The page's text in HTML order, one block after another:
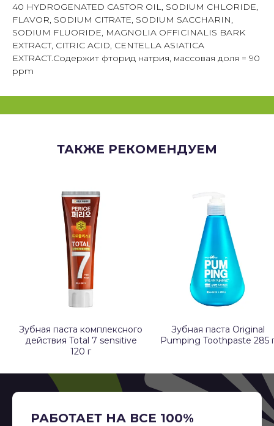
40 HYDROGENATED CASTOR OIL, SODIUM CHLORIDE,
FLAVOR, SODIUM CITRATE, SODIUM SACCHARIN,
SODIUM FLUORIDE, MAGNOLIA OFFICINALIS BARK
EXTRACT, CITRIC ACID, CENTELLA ASIATICA
EXTRACT.Содержит фторид натрия, массовая доля = 90
ppm
ТАКЖЕ РЕКОМЕНДУЕМ
Зубная паста комплексного
действия Total 7 sensitive
120 г
Зубная паста Original
Pumping Toothpaste 285
РАБОТАЕТ НА ВСЕ 100%